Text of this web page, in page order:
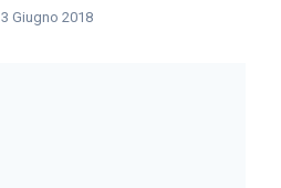
3 Giugno 2018